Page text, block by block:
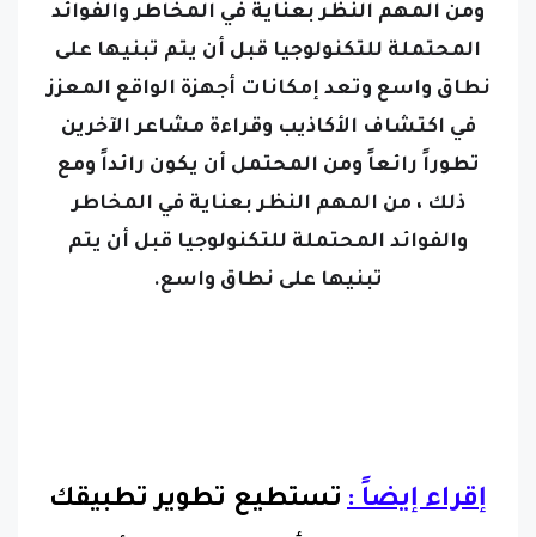
ومن المهم النظر بعناية في المخاطر والفوائد
المحتملة للتكنولوجيا قبل أن يتم تبنيها على
نطاق واسع وتعد إمكانات أجهزة الواقع المعزز
في اكتشاف الأكاذيب وقراءة مشاعر الآخرين
تطوراً رائعاً ومن المحتمل أن يكون رائداً ومع
ذلك ، من المهم النظر بعناية في المخاطر
والفوائد المحتملة للتكنولوجيا قبل أن يتم
تبنيها على نطاق واسع.
إقراء إيضاً : تستطيع تطوير تطبيقك